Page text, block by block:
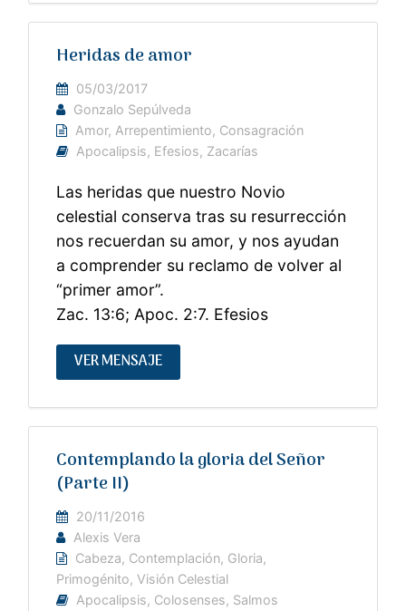
Heridas de amor
05/03/2017
Gonzalo Sepúlveda
Amor, Arrepentimiento, Consagración
Apocalipsis, Efesios, Zacarías
Las heridas que nuestro Novio
celestial conserva tras su resurrección
nos recuerdan su amor, y nos ayudan
a comprender su reclamo de volver al
“primer amor”.
Zac. 13:6; Apoc. 2:7. Efesios
VER MENSAJE
Contemplando la gloria del Señor
(Parte II)
20/11/2016
Alexis Vera
Cabeza, Contemplación, Gloria,
Primogénito,Visión Celestial
Apocalipsis, Colosenses, Salmos